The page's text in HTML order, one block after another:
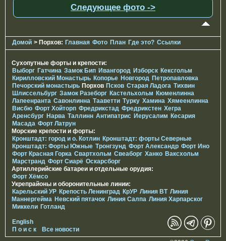
Следующее фото ->
Домой > Порхов: Главная Фото План Где это? Ссылки
Сухопутные форты и крепости:
Выборг Гатчина Замок Бип Ивангород Изборск Кексгольм
Кирилловский Монастырь Копорье Новгород Петропавловка
Печорcкий монастырь Порхов Псков Старая Ладога Тихвин
Шлиссельбург Замок Разеборг Кастельхольм Кюменлинна
Лапеенранта Савонлинна Тааветти Турку Хамина Хямеенлинна
Висбю Форт Хойторп Фредрикстад Фредрикстен Хегра
Аренсбург Нарва Таллинн Антипатрис Иерусалим Кесария
Масада Форт Латрун
Морские крепости и форты:
Кронштадт: город и о. Котлин Кронштадт: форты Северные
Кронштадт: Форты Южные Тронгзунд Форт Александр Форт Ино
Форт Красная Горка Свартхольм Свеаборг Ханко Ваксхольм
Марстранд Форт Сиарё Оскарсборг
Артиллерийские батареи и отдельные орудия:
Форт Хёмсо
Укрепрайоны и оборонительные линии:
Карельский УР Крепость Ленинград КрУР Линия ВТ Линия
Маннергейма Невский пятачок Линия Салпа Линия Харпарског
Миккели Готланд
English
П о и с к
Все новости